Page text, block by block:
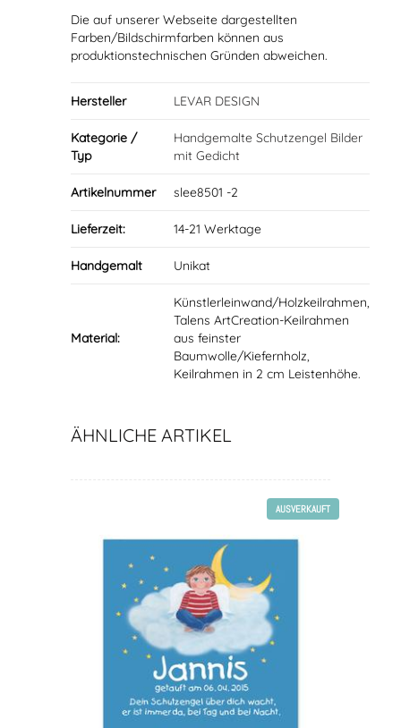
Die auf unserer Webseite dargestellten
Farben/Bildschirmfarben können aus
produktionstechnischen Gründen abweichen.
Hersteller LEVAR DESIGN
Kategorie /
Typ
Handgemalte Schutzengel Bilder
mit Gedicht
Artikelnummer slee8501 -2
Lieferzeit: 14-21 Werktage
Handgemalt Unikat
Material:
Künstlerleinwand/Holzkeilrahmen,
Talens ArtCreation-Keilrahmen
aus feinster
Baumwolle/Kiefernholz,
Keilrahmen in 2 cm Leistenhöhe.
ÄHNLICHE ARTIKEL
AUSVERKAUFT